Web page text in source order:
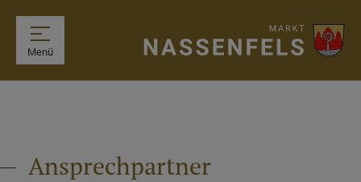
Menü
Ansprechpartner